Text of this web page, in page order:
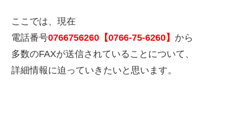
ここでは、現在
電話番号0766756260【0766-75-6260】 から
多数のFAXが送信されていることについて、
詳細情報に迫っていきたいと思います。